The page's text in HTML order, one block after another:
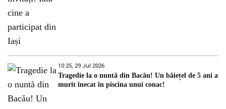
10:25, 29 Jul 2026
Tragedie la o nuntă din Bacău! Un băiețel de 5 ani a
murit înecat în piscina unui conac!